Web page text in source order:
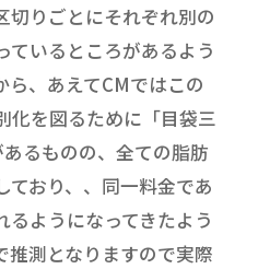
切りごとにそれぞれ別の
ているところがあるよう
ら、あえてCMではこの
化を図るために「目袋三
るものの、全ての脂肪
ており、、同一料金であ
るようになってきたよう
推測となりますので実際